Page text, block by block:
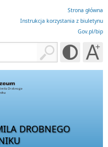
Strona główna
Instrukcja korzystania z biuletynu
Gov.pl/bip
DROBNEGO